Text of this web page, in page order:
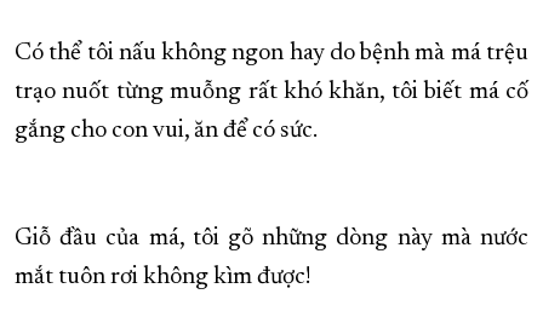
Có thể tôi nấu không ngon hay do bệnh mà má trệu
trạo nuốt từng muỗng rất khó khăn, tôi biết má cố
gắng cho con vui, ăn để có sức.
Giỗ đầu của má, tôi gõ những dòng này mà nước
mắt tuôn rơi không kìm được!